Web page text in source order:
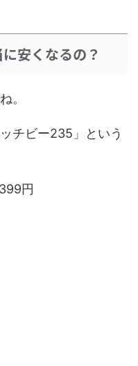
安くなるの？
。
チビー235」という
円